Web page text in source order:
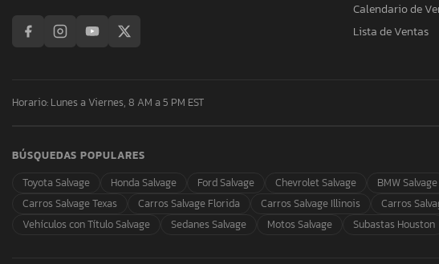
Calendario de
Lista de Ventas
Horario: Lunes a Viernes, 8 AM a 5 PM EST
BÚSQUEDAS POPULARES
Toyota Salvage
Honda Salvage Ford Salvage Chevrolet Salvage BMW Salvage
Carros Salvage Texas
Carros Salvage Florida Carros Salvage Illinois Carros
Vehículos con Título Salvage
Sedanes Salvage Motos Salvage Subastas Houston